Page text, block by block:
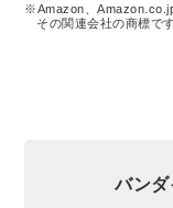
※Amazon、
その関連会社の商標です
バン